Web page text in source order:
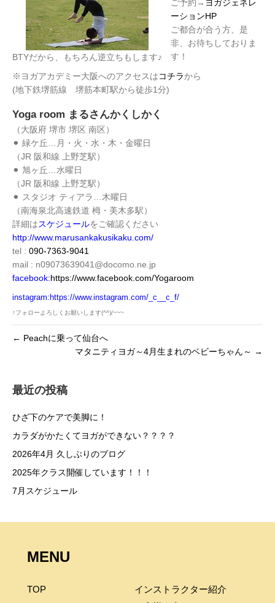
BTYだから、もちろん逆立ちもします♪
ご予約→ ヨガジェネレ
ーションHP
ご都合が合う方、是
非、お待ちしておりま
す！
※ヨガアカデミー大阪へのアクセスはコチラから
(地下鉄堺筋線 堺筋本町駅から徒歩1分)
Yoga room まるさんかくしかく
（大阪府 堺市 堺区 南区）
⚫︎ 緑ケ丘…月・火・水・木・金曜日
（JR 阪和線 上野芝駅）
⚫︎ 旭ヶ丘…水曜日
（JR 阪和線 上野芝駅）
⚫︎ スタジオ ティアラ…木曜日
（南海泉北高速鉄道 栂・美木多駅）
詳細はスケジュールをご確認ください
http://www.marusankakusikaku.com/
tel : 090-7363-9041
mail : n09073639041@docomo.ne.jp
facebook:https://www.facebook.com/Yogaroom
instagram: https://www.instagram.com/_c__c_f/
↑フォローよろしくお願いします(^^)/~~~
← Peachに乗って仙台へ
マタニティヨガ～4月生まれのベビーちゃん～ →
最近の投稿
ひざ下のケアで美脚に！
カラダがかたくてヨガができない？？？？
2026年4月 久しぶりのブログ
2025年クラス開催しています！！！
7月スケジュール
MENU
TOP
インストラクター紹介